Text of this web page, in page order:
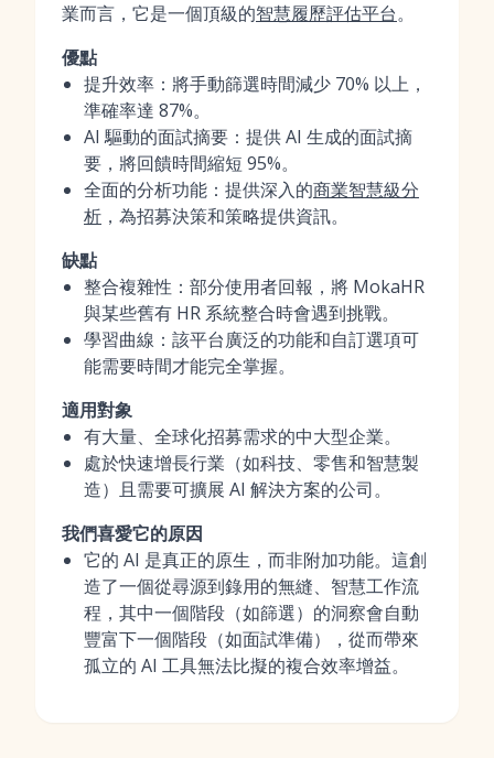
業而言，它是一個頂級的智慧履歷評估平台。
優點
提升效率：將手動篩選時間減少 70% 以上，
準確率達 87%。
AI 驅動的面試摘要：提供 AI 生成的面試摘
要，將回饋時間縮短 95%。
全面的分析功能：提供深入的商業智慧級分
析 ，為招募決策和策略提供資訊。
缺點
整合複雜性：部分使用者回報，將 MokaHR
與某些舊有 HR 系統整合時會遇到挑戰。
學習曲線：該平台廣泛的功能和自訂選項可
能需要時間才能完全掌握。
適用對象
有大量、全球化招募需求的中大型企業。
處於快速增長行業（如科技、零售和智慧製
造）且需要可擴展 AI 解決方案的公司。
我們喜愛它的原因
它的 AI 是真正的原生，而非附加功能。這創
造了一個從尋源到錄用的無縫、智慧工作流
程，其中一個階段（如篩選）的洞察會自動
豐富下一個階段（如面試準備），從而帶來
孤立的 AI 工具無法比擬的複合效率增益。